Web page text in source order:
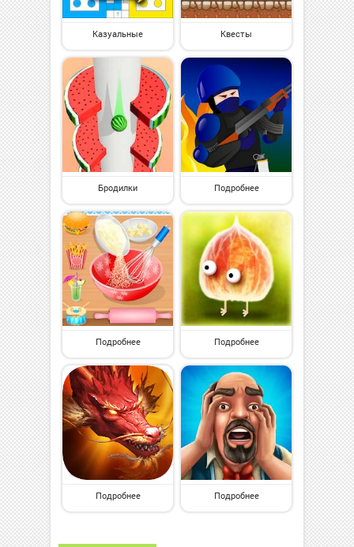
Казуальные Квесты
Бродилки Подробнее
Подробнее Подробнее
Подробнее Подробнее